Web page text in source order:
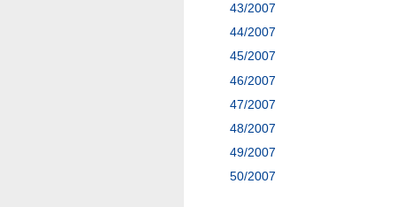
43/2007
44/2007
45/2007
46/2007
47/2007
48/2007
49/2007
50/2007